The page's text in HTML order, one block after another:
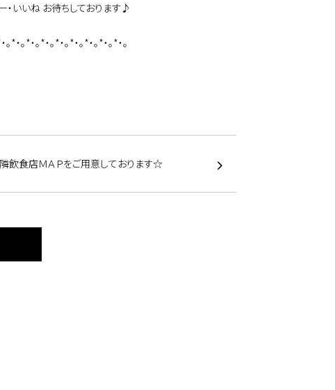
・いいね お待ちしております♪
。*・。*・。*・。*・。*・。*・。*・。*・。
飲食店ＭＡＰをご用意しております☆